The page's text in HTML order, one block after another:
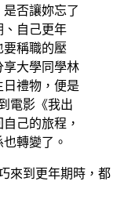
否讓妳忘了
、自己更年
稱職的壓
享大學同學林
日禮物，便是
電影《我出
己的旅程，
轉變了。
來到更年期時，都